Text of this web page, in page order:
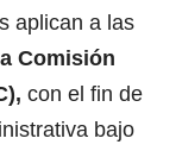
aplican a las
Comisión
con el fin de
bajo